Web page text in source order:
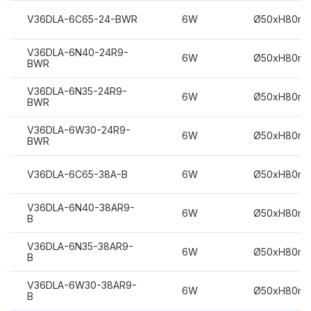
V36DLA-6C65-24-BWR 6W
V36DLA-6N40-24R9-
BWR
6W
V36DLA-6N35-24R9-
BWR
6W
V36DLA-6W30-24R9-
BWR
6W
V36DLA-6C65-38A-B 6W
V36DLA-6N40-38AR9-
B
6W
V36DLA-6N35-38AR9-
B
6W
V36DLA-6W30-38AR9-
B
6W